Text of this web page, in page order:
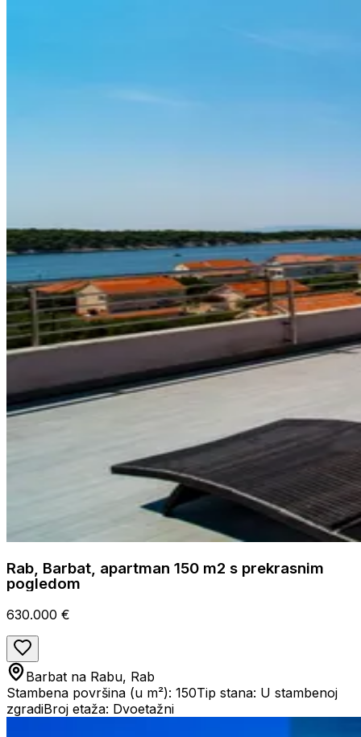
Rab, Barbat, apartman 150 m2 s prekrasnim
pogledom
630.000 €
Barbat na Rabu, Rab
Stambena površina (u m²): 150Tip stana: U stambenoj
zgradiBroj etaža: Dvoetažni